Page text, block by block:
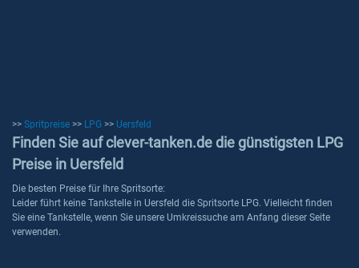
>> Spritpreise >> LPG >> Uersfeld
Finden Sie auf clever-tanken.de die günstigsten LPG
Preise in Uersfeld
Die besten Preise für Ihre Spritsorte:
Leider führt keine Tankstelle in Uersfeld die Spritsorte LPG. Vielleicht finden
Sie eine Tankstelle, wenn Sie unsere Umkreissuche am Anfang dieser Seite
verwenden.